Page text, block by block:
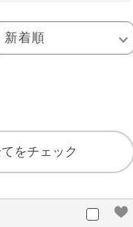
をチェック